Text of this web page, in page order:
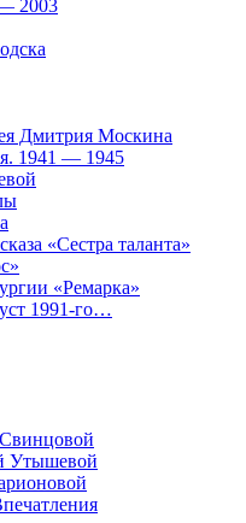
2003
Дмитрия Москина
1941 — 1945
«Сестра таланта»
«Ремарка»
1991-го…
Утышевой